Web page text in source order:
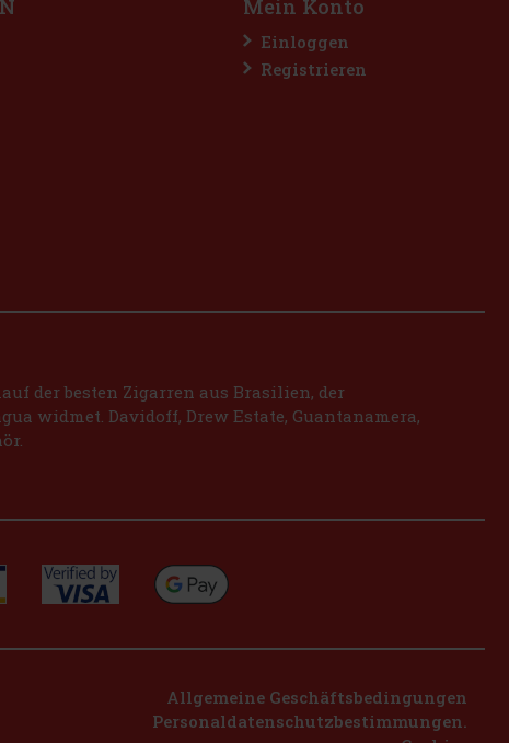
Mein Konto
Einloggen
Registrieren
der besten Zigarren aus Brasilien, der
widmet. Davidoff, Drew Estate, Guantanamera,
Allgemeine Geschäftsbedingungen
Personaldatenschutzbestimmungen.